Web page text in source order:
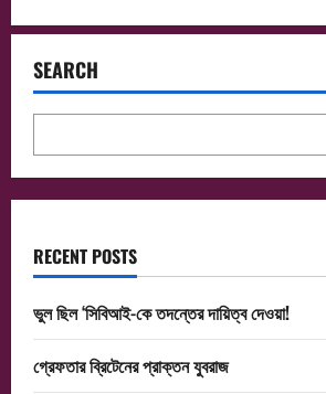
SEARCH
RECENT POSTS
ভুল ছিল ‘সিবিআই-কে তদন্তের দায়িত্ব দেওয়া!
গ্রেফতার ব্রিটেনের প্রাক্তন যুবরাজ